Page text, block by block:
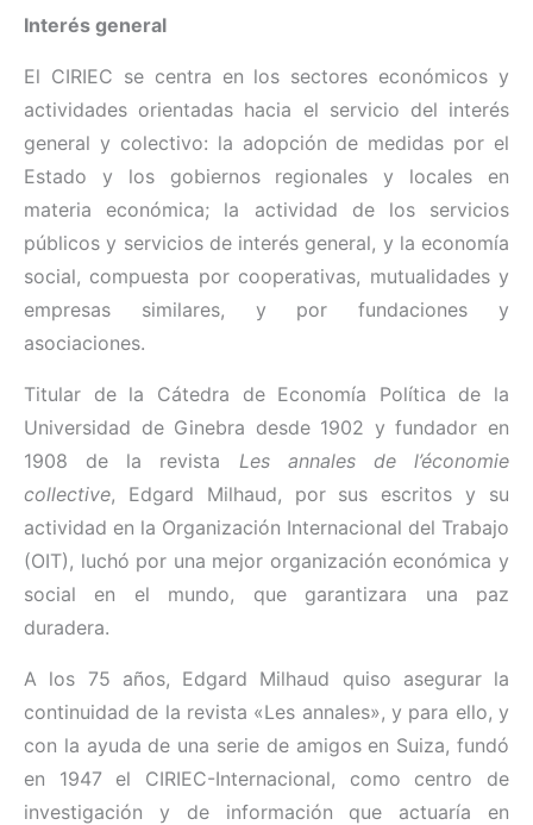
Interés general
El CIRIEC se centra en los sectores económicos y
actividades orientadas hacia el servicio del interés
general y colectivo: la adopción de medidas por el
Estado y los gobiernos regionales y locales en
materia económica; la actividad de los servicios
públicos y servicios de interés general, y la economía
social, compuesta por cooperativas, mutualidades y
empresas similares, y por fundaciones y
asociaciones.
Titular de la Cátedra de Economía Política de la
Universidad de Ginebra desde 1902 y fundador en
1908 de la revista Les annales de l’économie
collective, Edgard Milhaud, por sus escritos y su
actividad en la Organización Internacional del Trabajo
(OIT), luchó por una mejor organización económica y
social en el mundo, que garantizara una paz
duradera.
A los 75 años, Edgard Milhaud quiso asegurar la
continuidad de la revista «Les annales», y para ello, y
con la ayuda de una serie de amigos en Suiza, fundó
en 1947 el CIRIEC-Internacional, como centro de
investigación y de información que actuaría en